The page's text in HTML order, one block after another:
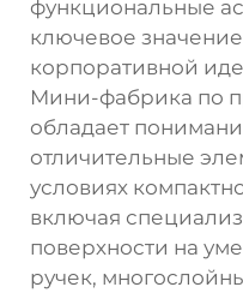
функциональные
ключевое
корпоративной
Мини-фабрика по
обладает
отличительные
условиях
включая
поверхности на
ручек,